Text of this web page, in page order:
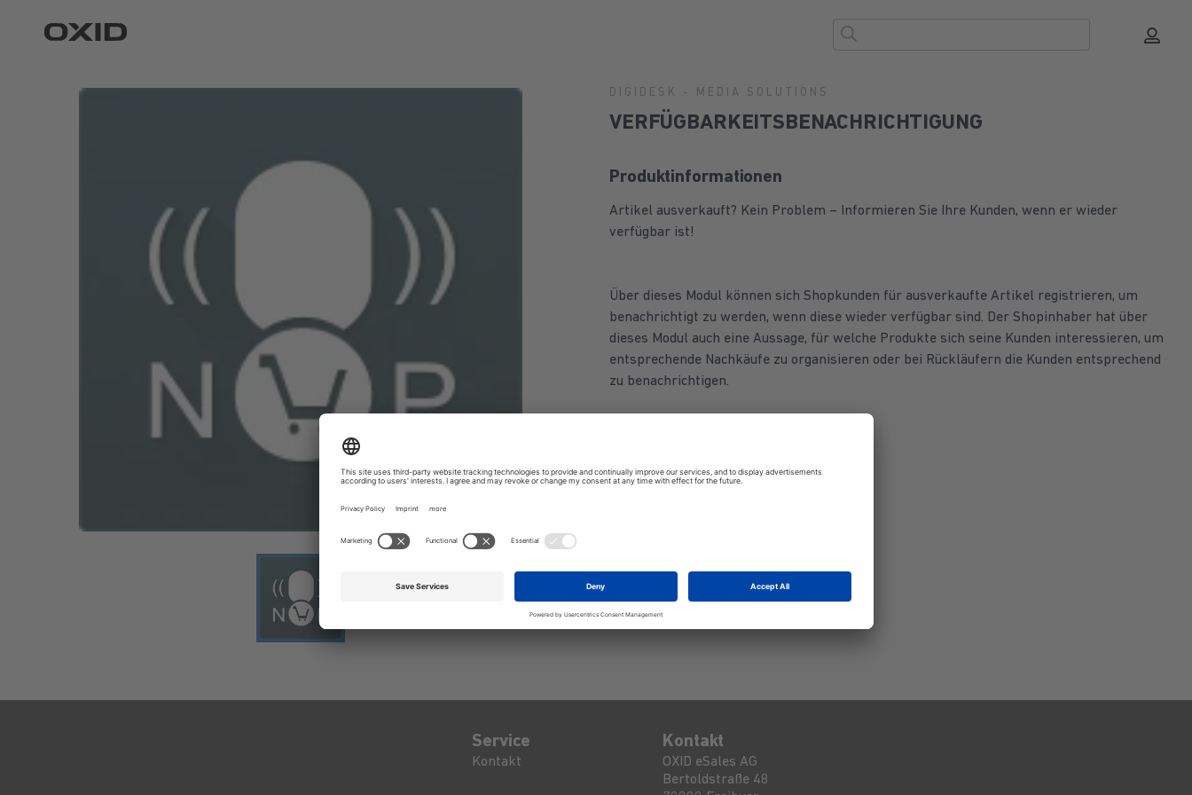
DIGIDESK - MEDIA SOLUTIONS
VERFÜGBARKEITSBENACHRICHTIGUNG
Produktinformationen
Artikel ausverkauft? Kein Problem – Informieren Sie Ihre Kunden, wenn er wieder
verfügbar ist!
Über dieses Modul können sich Shopkunden für ausverkaufte Artikel registrieren, um
benachrichtigt zu werden, wenn diese wieder verfügbar sind. Der Shopinhaber hat über
dieses Modul auch eine Aussage, für welche Produkte sich seine Kunden interessieren, um
entsprechende Nachkäufe zu organisieren oder bei Rückläufern die Kunden entsprechend
zu benachrichtigen.
Service
Kontakt
Kontakt
OXID eSales AG
Bertoldstraße 48